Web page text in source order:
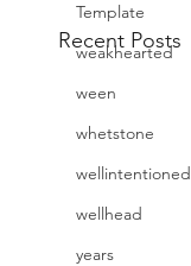
Template
weakhearted
ween
whetstone
wellintentioned
wellhead
years
Recent Posts